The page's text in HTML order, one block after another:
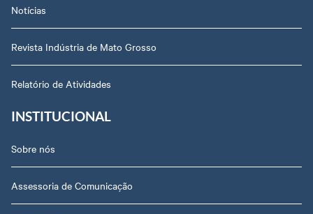
Notícias
Revista Indústria de Mato Grosso
Relatório de Atividades
INSTITUCIONAL
Sobre nós
Assessoria de Comunicação